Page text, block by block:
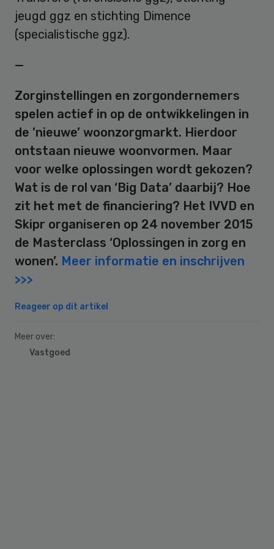
jeugd ggz en stichting Dimence
(specialistische ggz).
—
Zorginstellingen en zorgondernemers
spelen actief in op de ontwikkelingen in
de ’nieuwe’ woonzorgmarkt. Hierdoor
ontstaan nieuwe woonvormen. Maar
voor welke oplossingen wordt gekozen?
Wat is de rol van ‘Big Data’ daarbij? Hoe
zit het met de financiering? Het IVVD en
Skipr organiseren op 24 november 2015
de Masterclass ‘Oplossingen in zorg en
wonen’. Meer informatie en inschrijven
>>>
Reageer op dit artikel
Meer over:
Vastgoed